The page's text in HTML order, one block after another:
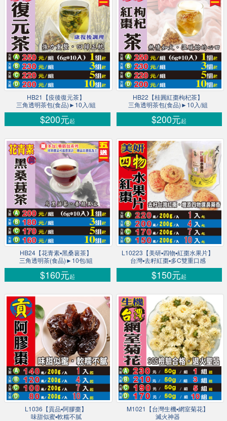
HB21【疫後復元茶】
三角透明茶包(食品)►10入/組
$200元起
HB22【桂圓紅棗枸杞茶】
三角透明茶包(食品)►10入/組
$200元起
HB24【花青素▪黑桑葚茶】
三角透明茶(食品)►10包/組
$160元起
L10223【美研▪四物▪紅棗水果片】
台灣▪去籽紅棗▪多C雙重口感
$150元起
L1036【貢品▪阿膠棗】
味甜似蜜▪軟糯不膩
M1021【台灣生機▪網室菊花】
滅火神器